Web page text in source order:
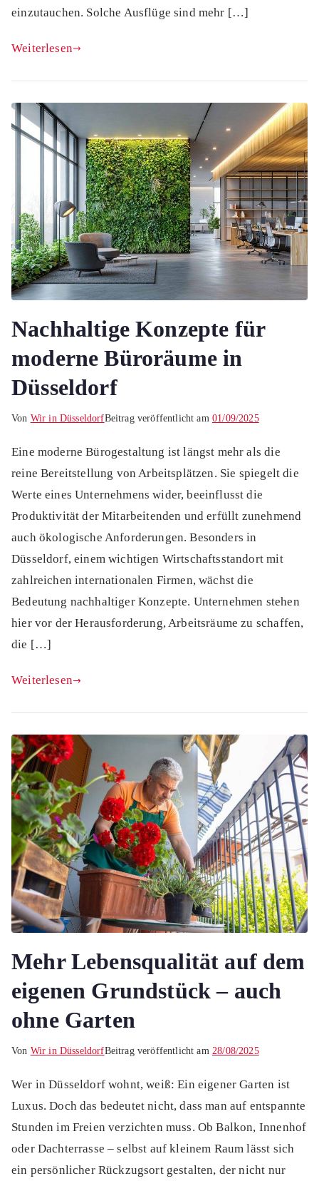
einzutauchen. Solche Ausflüge sind mehr […]
Weiterlesen
Nachhaltige Konzepte für
moderne Büroräume in
Düsseldorf
Von Wir in DüsseldorfBeitrag veröffentlicht am 01/09/2025
Eine moderne Bürogestaltung ist längst mehr als die
reine Bereitstellung von Arbeitsplätzen. Sie spiegelt die
Werte eines Unternehmens wider, beeinflusst die
Produktivität der Mitarbeitenden und erfüllt zunehmend
auch ökologische Anforderungen. Besonders in
Düsseldorf, einem wichtigen Wirtschaftsstandort mit
zahlreichen internationalen Firmen, wächst die
Bedeutung nachhaltiger Konzepte. Unternehmen stehen
hier vor der Herausforderung, Arbeitsräume zu schaffen,
die […]
Weiterlesen
Mehr Lebensqualität auf dem
eigenen Grundstück – auch
ohne Garten
Von Wir in DüsseldorfBeitrag veröffentlicht am 28/08/2025
Wer in Düsseldorf wohnt, weiß: Ein eigener Garten ist
Luxus. Doch das bedeutet nicht, dass man auf entspannte
Stunden im Freien verzichten muss. Ob Balkon, Innenhof
oder Dachterrasse – selbst auf kleinem Raum lässt sich
ein persönlicher Rückzugsort gestalten, der nicht nur